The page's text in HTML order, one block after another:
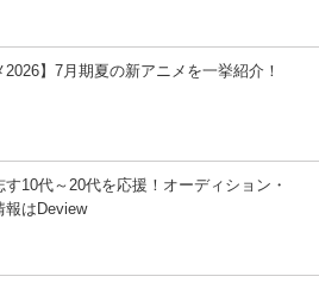
2026】7月期夏の新アニメを一挙紹介！
す10代～20代を応援！オーディション・
報はDeview